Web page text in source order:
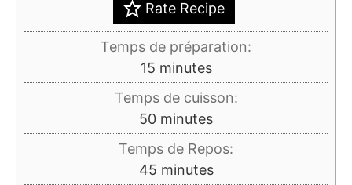
Rate Recipe
Temps de préparation:
15minutes
minutes
Temps de cuisson:
50minutes
minutes
Temps de Repos:
45minutes
minutes